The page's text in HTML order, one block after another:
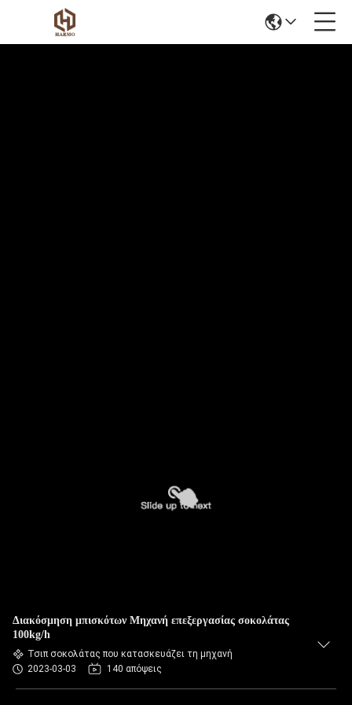
Διακόσμηση μπισκότων Μηχανή επεξεργασίας σοκολάτας
100kg/h
Τσιπ σοκολάτας που κατασκευάζει τη μηχανή
2023-03-03
140 απόψεις